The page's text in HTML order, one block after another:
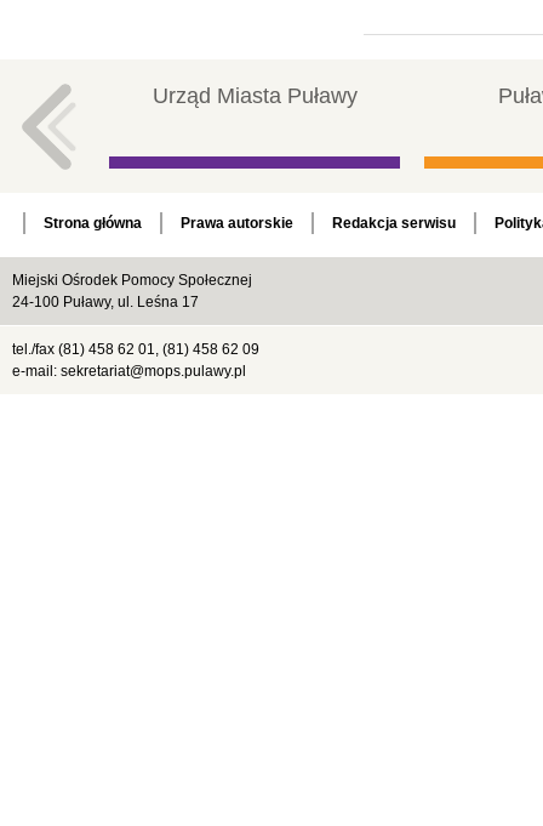
Urząd Miasta Puławy
Strona główna Prawa autorskie Redakcja serwisu
Miejski Ośrodek Pomocy Społecznej
24-100 Puławy, ul. Leśna 17
tel./fax (81) 458 62 01, (81) 458 62 09
e-mail: sekretariat@mops.pulawy.pl